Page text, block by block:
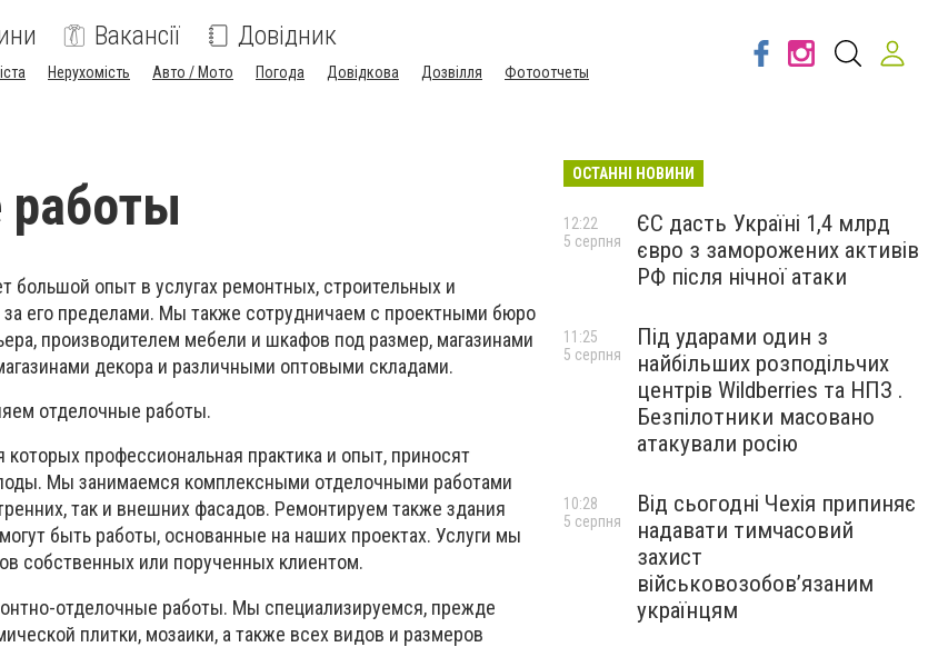
Вакансії Довідник
Нерухомість Авто / Мото Погода Довідкова Дозвілля Фотоотчеты
опыт в услугах ремонтных, строительных и
за его пределами. Мы также сотрудничаем с проектными бюро
производителем мебели и шкафов под размер, магазинами
декора и различными оптовыми складами.
отделочные работы.
профессиональная практика и опыт, приносят
Мы занимаемся комплексными отделочными работами
так и внешних фасадов. Ремонтируем также здания
быть работы, основанные на наших проектах. Услуги мы
собственных или порученных клиентом.
отделочные работы. Мы специализируемся, прежде
плитки, мозаики, а также всех видов и размеров
ОСТАННІ НОВИНИ
ЄС дасть Україні 1,4 млрд
євро з заморожених активів
РФ після нічної атаки
12:22
5 серпня
Під ударами один з
найбільших розподільчих
центрів Wildberries та НПЗ .
Безпілотники масовано
атакували росію
11:25
5 серпня
Від сьогодні Чехія припиняє
надавати тимчасовий
захист
військовозобов’язаним
українцям
10:28
5 серпня